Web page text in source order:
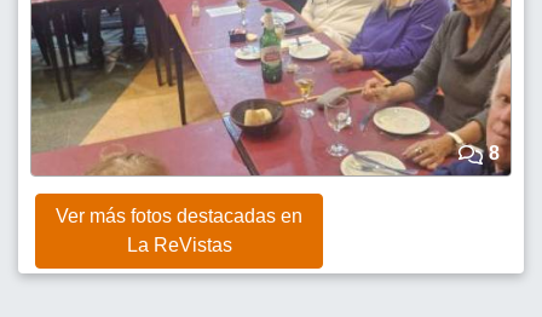
8
Ver más fotos destacadas en
La ReVistas